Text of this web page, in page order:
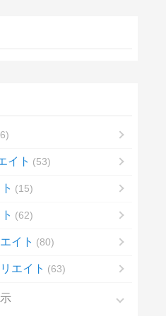
イト 53
15
62
イト 80
エイト 63